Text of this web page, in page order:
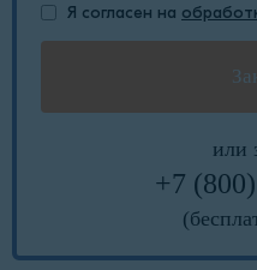
Я согласен на
или
+7